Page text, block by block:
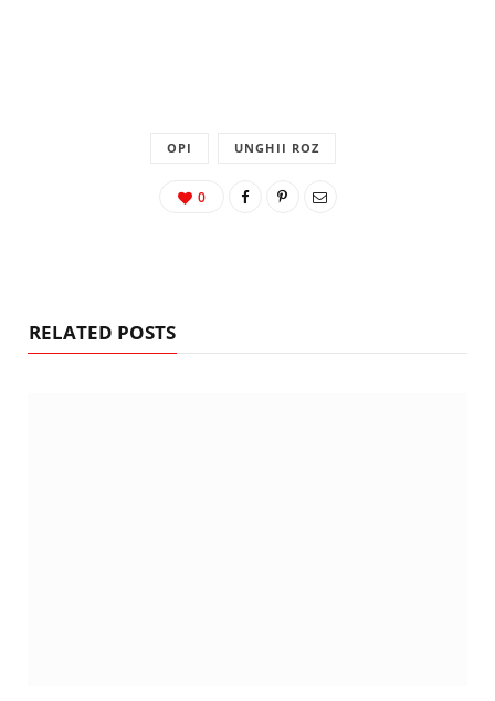
OPI UNGHII ROZ
0
RELATED POSTS